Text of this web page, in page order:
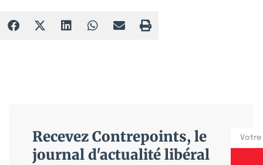
Recevez Contrepoints, le
journal d'actualité libéral